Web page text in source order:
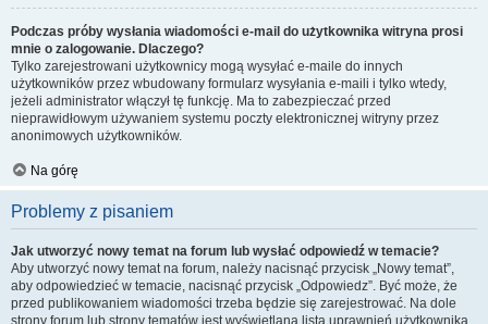
Podczas próby wysłania wiadomości e-mail do użytkownika witryna prosi
mnie o zalogowanie. Dlaczego?
Tylko zarejestrowani użytkownicy mogą wysyłać e-maile do innych
użytkowników przez wbudowany formularz wysyłania e-maili i tylko wtedy,
jeżeli administrator włączył tę funkcję. Ma to zabezpieczać przed
nieprawidłowym używaniem systemu poczty elektronicznej witryny przez
anonimowych użytkowników.
Na górę
Problemy z pisaniem
Jak utworzyć nowy temat na forum lub wysłać odpowiedź w temacie?
Aby utworzyć nowy temat na forum, należy nacisnąć przycisk „Nowy temat”,
aby odpowiedzieć w temacie, nacisnąć przycisk „Odpowiedz”. Być może, że
przed publikowaniem wiadomości trzeba będzie się zarejestrować. Na dole
strony forum lub strony tematów jest wyświetlana lista uprawnień użytkownika